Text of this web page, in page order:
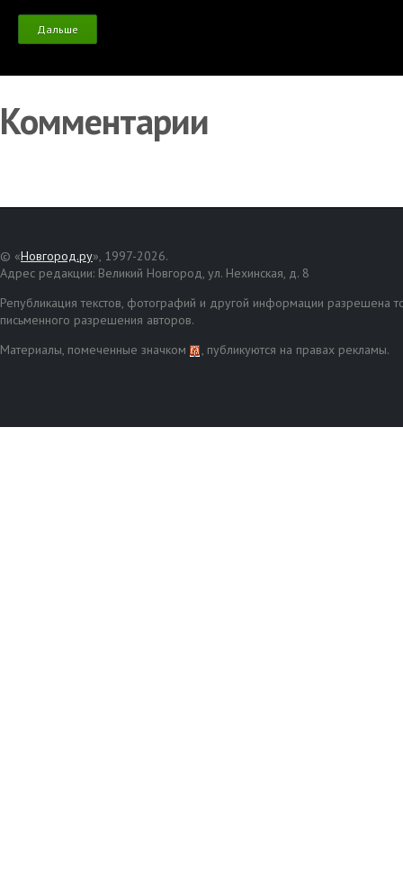
Дальше
Комментарии
© «Новгород.ру», 1997-2026.
Адрес редакции: Великий Новгород, ул. Нехинская, д. 8
Републикация текстов, фотографий и другой информации разрешена
письменного разрешения авторов.
Материалы, помеченные значком
, публикуются на правах рекламы.